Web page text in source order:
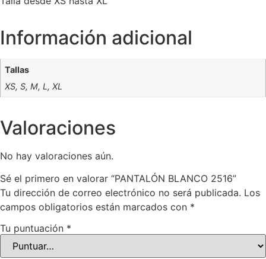
Información adicional
Tallas
XS, S, M, L, XL
Valoraciones
No hay valoraciones aún.
Sé el primero en valorar “PANTALÓN BLANCO 2516”
Tu dirección de correo electrónico no será publicada. Los
campos obligatorios están marcados con *
Tu puntuación *